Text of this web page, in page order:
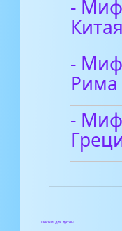
-
Китая
-
Рима
-
Песни для детей